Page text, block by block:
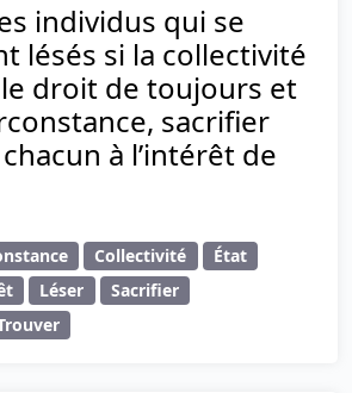
individus qui se
lésés si la collectivité
le droit de toujours et
sacrifier
à l’intérêt de
Collectivité
État
Léser
Sacrifier